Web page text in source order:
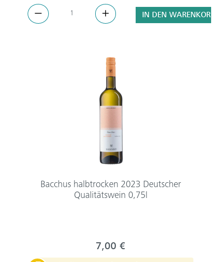
IN DEN WARENKORB
Bacchus halbtrocken 2023 Deutscher
Qualitätswein 0,75l
7,00 €